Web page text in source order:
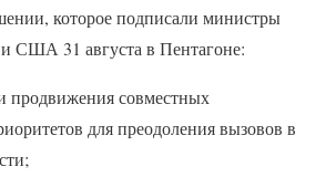
которое подписали министры
США 31 августа в Пентагоне:
продвижения совместных
для преодоления вызовов в